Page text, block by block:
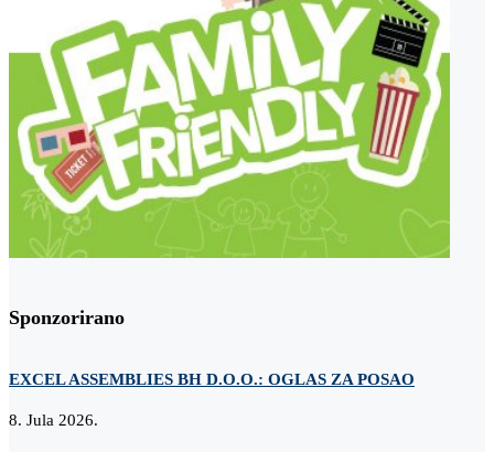
Sponzorirano
EXCEL ASSEMBLIES BH D.O.O.: OGLAS ZA POSAO
8. Jula 2026.